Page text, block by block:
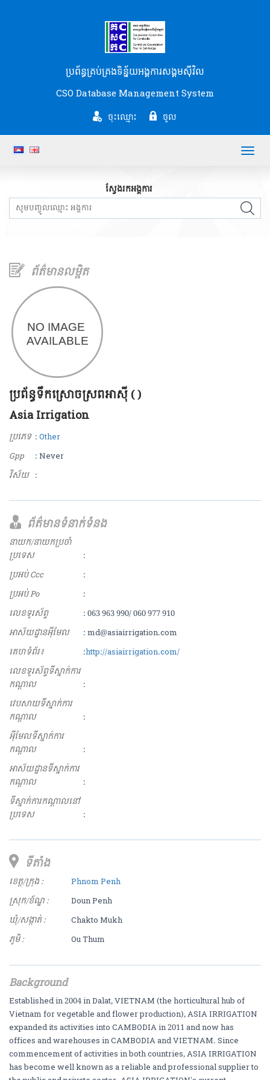
ប្រព័ន្ធគ្រប់គ្រងទិន្ន័យអង្គការសង្គមស៊ីវិល
CSO Database Management System
ចុះឈ្មោះ ចូល
ស្វែងរកអង្គការ
ព័ត៌មានលម្អិត
ប្រព័ន្ធទឹកស្រោចស្រពអាស៊ី ( )
Asia Irrigation
ប្រភេទ :Other
Gpp
: Never
វិស័យ :
ព័ត៌មានទំនាក់ទំនង
នាយក/នាយកប្រចាំ
ប្រទេស
:
ប្រអប់ Ccc
:
ប្រអប់ Po
:
លេខទូរស័ព្ទ
: 063 963 990/ 060 977 910
អាស័យ​ដ្ឋាន​អុីមែល
: md@asiairrigation.com
គេហទំព័រ៖
:http://asiairrigation.com/
លេខទូរស័ព្ទទីស្នាក់ការ
កណ្ដាល
:
វេបសាយទីស្នាក់ការ
កណ្ដាល
:
អុីមែលទីស្នាក់ការ
កណ្ដាល
:
អាស័យដ្ឋានទីស្នាក់ការ
កណ្ដាល
:
ទីស្នាក់ការកណ្ដាលនៅ
ប្រទេស
:
ទីតាំង
ខេត្ត/ក្រុង :
Phnom Penh
ស្រុក/ខ័ណ្ឌ :
Doun Penh
ឃុំ/សង្កាត់ :
Chakto Mukh
ភូមិ :
Ou Thum
Background
Established in 2004 in Dalat, VIETNAM (the horticultural hub of
Vietnam for vegetable and flower production), ASIA IRRIGATION
expanded its activities into CAMBODIA in 2011 and now has
offices and warehouses in CAMBODIA and VIETNAM. Since
commencement of activities in both countries, ASIA IRRIGATION
has become well known as a reliable and professional supplier to